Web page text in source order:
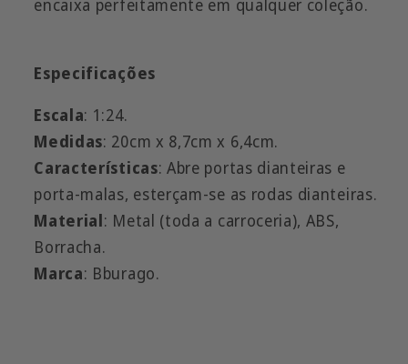
encaixa perfeitamente em qualquer coleção.
Especificações
Escala: 1:24.
Medidas: 20cm x 8,7cm x 6,4cm.
Características: Abre portas dianteiras e
porta-malas, esterçam-se as rodas dianteiras.
Material: Metal (toda a carroceria), ABS,
Borracha.
Marca: Bburago.